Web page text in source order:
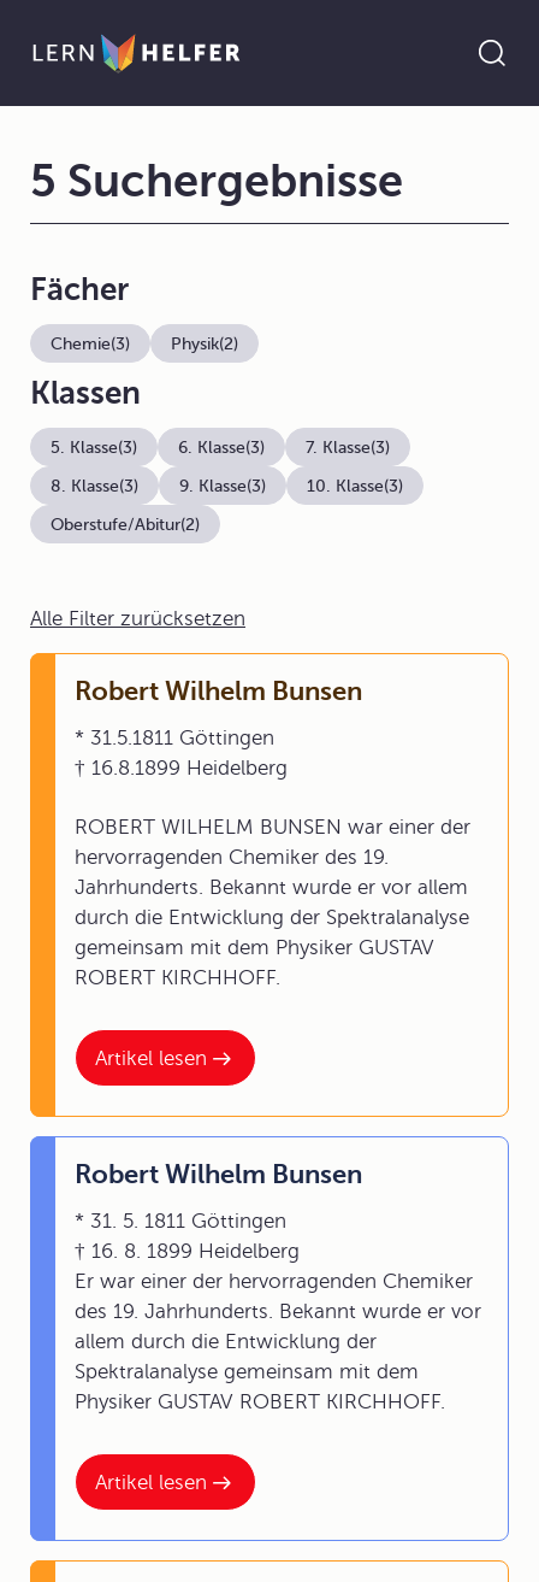
Alle Filter zurücksetzen
Artikel lesen
Robert Wilhelm Bunsen
* 31.5.1811 Göttingen
† 16.8.1899 Heidelberg
ROBERT WILHELM BUNSEN war einer der
hervorragenden Chemiker des 19.
Jahrhunderts. Bekannt wurde er vor allem
durch die Entwicklung der Spektralanalyse
gemeinsam mit dem Physiker GUSTAV
ROBERT KIRCHHOFF.
Artikel lesen
Robert Wilhelm Bunsen
* 31. 5. 1811 Göttingen
† 16. 8. 1899 Heidelberg
Er war einer der hervorragenden Chemiker
des 19. Jahrhunderts. Bekannt wurde er vor
allem durch die Entwicklung der
Spektralanalyse gemeinsam mit dem
Physiker GUSTAV ROBERT KIRCHHOFF.
5 Suchergebnisse
Fächer
Chemie(3) Physik(2)
Klassen
5. Klasse(3) 6. Klasse(3) 7. Klasse(3)
8. Klasse(3) 9. Klasse(3) 10. Klasse(3)
Oberstufe/Abitur(2)